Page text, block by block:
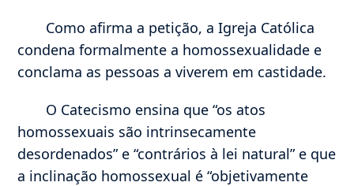
Como afirma a petição, a Igreja Católica
condena formalmente a homossexualidade e
conclama as pessoas a viverem em castidade.
O Catecismo ensina que “os atos
homossexuais são intrinsecamente
desordenados” e “contrários à lei natural” e que
a inclinação homossexual é “objetivamente